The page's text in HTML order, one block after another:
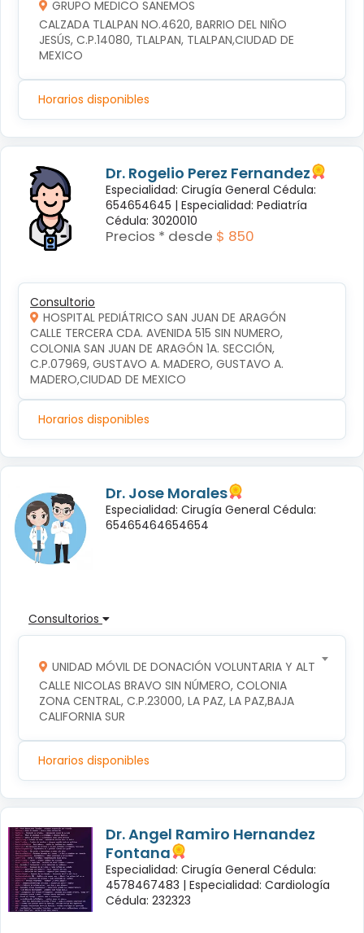
GRUPO MEDICO SANEMOS
CALZADA TLALPAN NO.4620, BARRIO DEL NIÑO
JESÚS, C.P.14080, TLALPAN, TLALPAN,CIUDAD DE
MEXICO
Horarios disponibles
Dr. Rogelio Perez Fernandez
Especialidad: Cirugía General Cédula:
654654645 | Especialidad: Pediatría
Cédula: 3020010
Precios * desde $ 850
Consultorio
HOSPITAL PEDIÁTRICO SAN JUAN DE ARAGÓN
CALLE TERCERA CDA. AVENIDA 515 SIN NUMERO,
COLONIA SAN JUAN DE ARAGÓN 1A. SECCIÓN,
C.P.07969, GUSTAVO A. MADERO, GUSTAVO A.
MADERO,CIUDAD DE MEXICO
Horarios disponibles
Dr. Jose Morales
Especialidad: Cirugía General Cédula:
65465464654654
Consultorios
UNIDAD MÓVIL DE DONACIÓN VOLUNTARIA Y ALTRUISTA
CALLE NICOLAS BRAVO SIN NÚMERO, COLONIA
ZONA CENTRAL, C.P.23000, LA PAZ, LA PAZ,BAJA
CALIFORNIA SUR
Horarios disponibles
Dr. Angel Ramiro Hernandez
Fontana
Especialidad: Cirugía General Cédula:
4578467483 | Especialidad: Cardiología
Cédula: 232323